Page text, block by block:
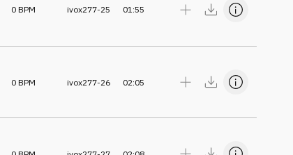
0 BPM ivox277-25 01:55
0 BPM ivox277-26 02:05